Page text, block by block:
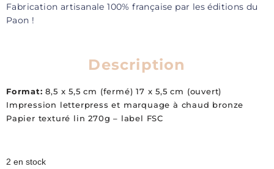
Fabrication artisanale 100% française par les éditions du
Paon !
Description
Format: 8,5 x 5,5 cm (fermé) 17 x 5,5 cm (ouvert)
Impression letterpress et marquage à chaud bronze
Papier texturé lin 270g – label FSC
2 en stock